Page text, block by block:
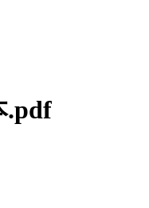
.pdf